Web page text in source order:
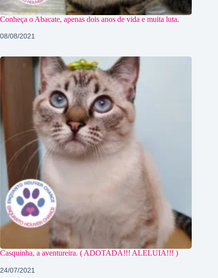
Conheça o Abacate, apenas dois anos de vida e muita luta.
08/08/2021
Casquinha, a aventureira. ( ADOTADA!!! ALELUIA!!! )
24/07/2021